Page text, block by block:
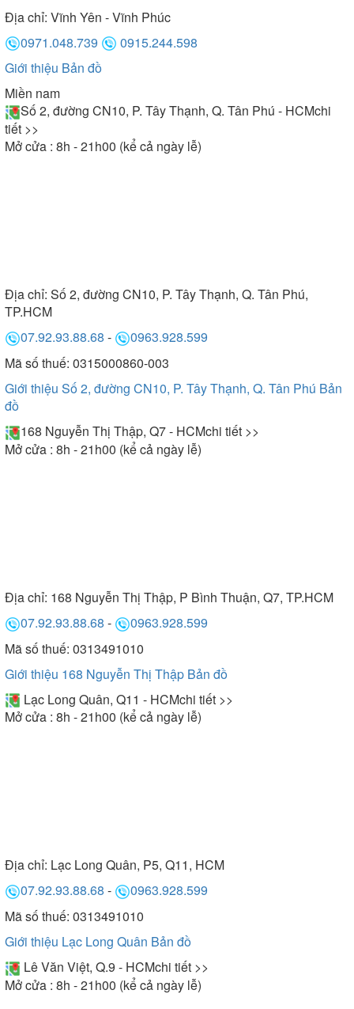
Địa chỉ: Vĩnh Yên - Vĩnh Phúc
0971.048.739
0915.244.598
Giới thiệu Bản đồ
Miền nam
Số 2, đường CN10, P. Tây Thạnh, Q. Tân Phú - HCMchi
tiết >>
Mở cửa : 8h - 21h00 (kể cả ngày lễ)
Địa chỉ: Số 2, đường CN10, P. Tây Thạnh, Q. Tân Phú,
TP.HCM
07.92.93.88.68 -
0963.928.599
Mã số thuế: 0315000860-003
Giới thiệu Số 2, đường CN10, P. Tây Thạnh, Q. Tân Phú Bản
đồ
168 Nguyễn Thị Thập, Q7 - HCMchi tiết >>
Mở cửa : 8h - 21h00 (kể cả ngày lễ)
Địa chỉ: 168 Nguyễn Thị Thập, P Bình Thuận, Q7, TP.HCM
07.92.93.88.68 -
0963.928.599
Mã số thuế: 0313491010
Giới thiệu 168 Nguyễn Thị Thập Bản đồ
Lạc Long Quân, Q11 - HCMchi tiết >>
Mở cửa : 8h - 21h00 (kể cả ngày lễ)
Địa chỉ: Lạc Long Quân, P5, Q11, HCM
07.92.93.88.68 -
0963.928.599
Mã số thuế: 0313491010
Giới thiệu Lạc Long Quân Bản đồ
Lê Văn Việt, Q.9 - HCMchi tiết >>
Mở cửa : 8h - 21h00 (kể cả ngày lễ)